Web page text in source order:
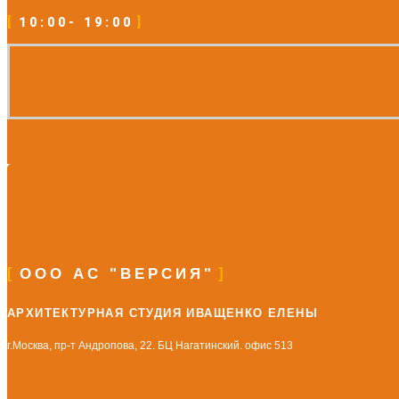
10:00- 19:00
ООО АС "ВЕРСИЯ"
АРХИТЕКТУРНАЯ СТУДИЯ ИВАЩЕНКО ЕЛЕНЫ
г.Москва, пр-т Андропова, 22. БЦ Нагатинский. офис 513